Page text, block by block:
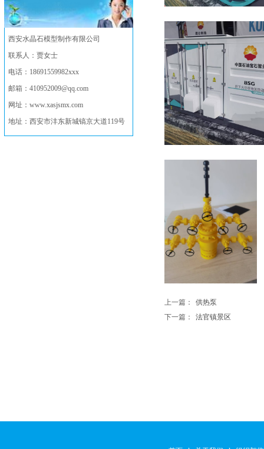
上一篇：
供热泵
下一篇：
法官镇景区
西安水晶石模型制作有限公司
联系人：贾女士
电话：18691559982xxx
邮箱：410952009@qq.com
网址：www.xasjsmx.com
地址：西安市沣东新城镐京大道119号